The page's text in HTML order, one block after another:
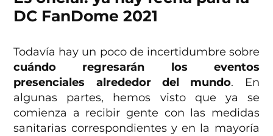
DC FanDome 2021
Todavía hay un poco de incertidumbre sobre
cuándo regresarán los eventos
presenciales alrededor del mundo. En
algunas partes, hemos visto que ya se
comienza a recibir gente con las medidas
sanitarias correspondientes y en la mayoría